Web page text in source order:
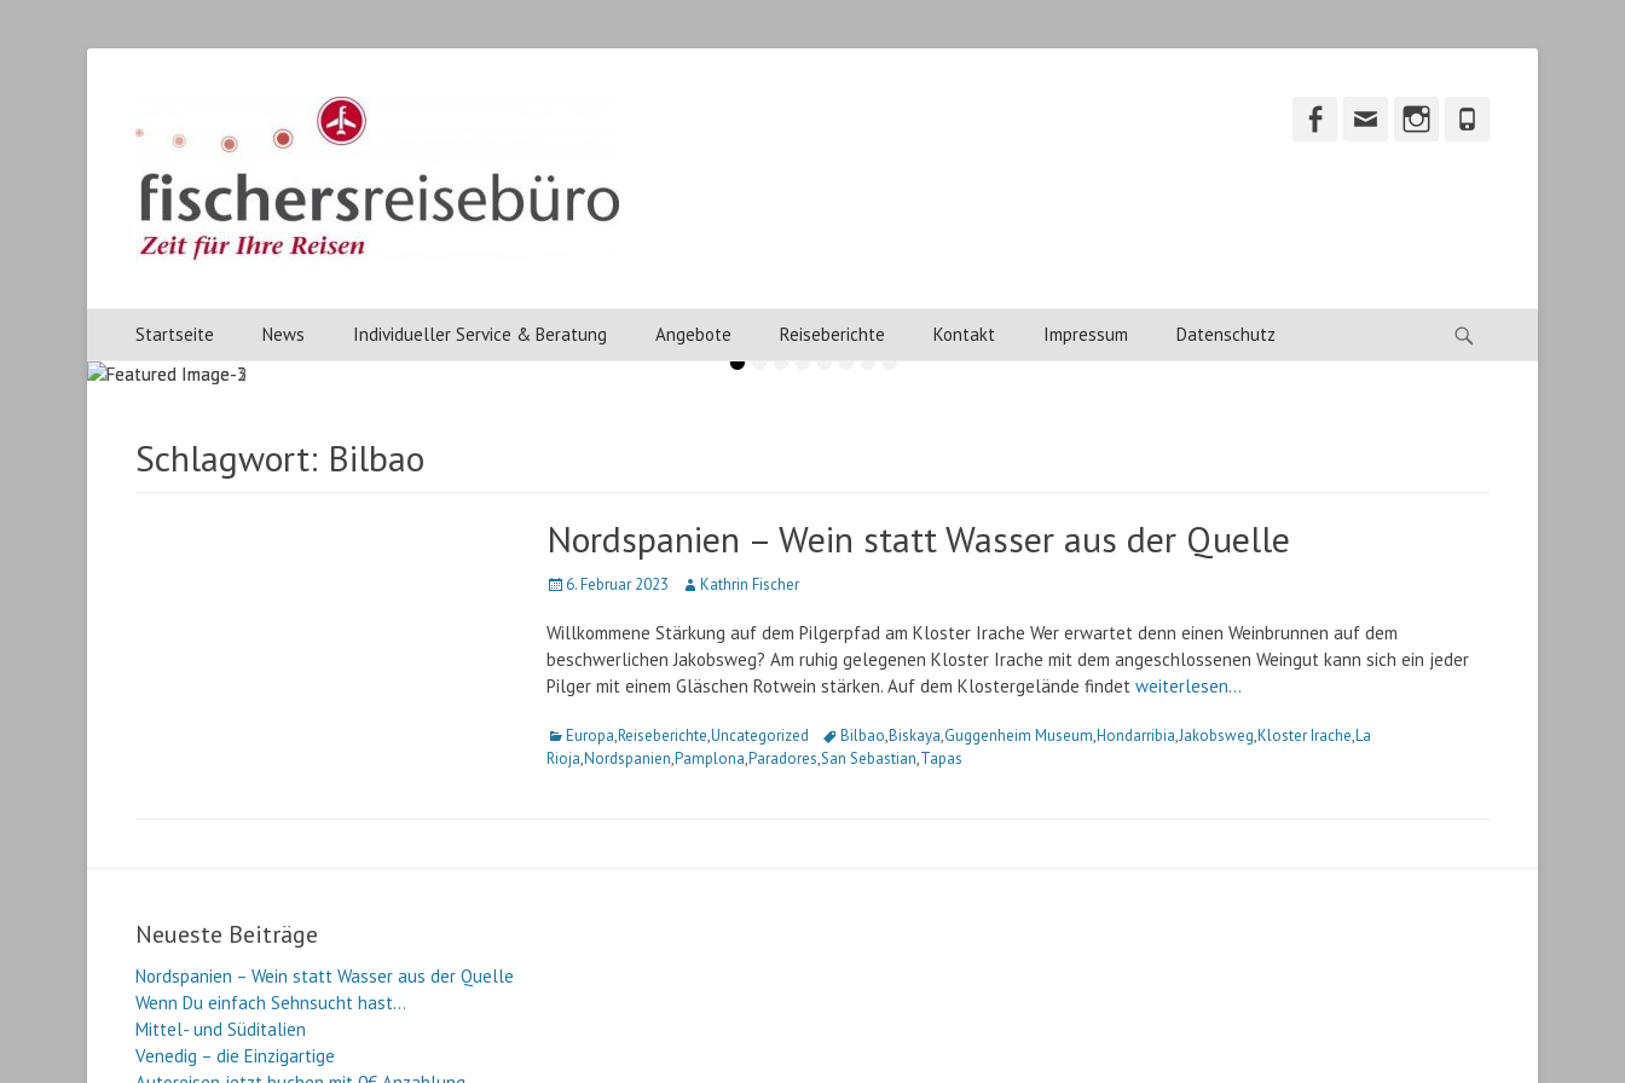
Fischers Reisebuero
Fischers Reisebüro, ihr Reisebüro in Heidenheim. Facebook
Email Instagram
Primärmenu
Weiter
zum
Inhalt
Startseite News Individueller Service & Beratung Angebote Reiseberichte Kontakt Impressum Datenschutz
••••••••
Schlagwort: Bilbao
Nordspanien – Wein statt Wasser aus der Quelle
Veröffentlicht
6. Februar 2023 AutorKathrin Fischer
Willkommene Stärkung auf dem Pilgerpfad am Kloster Irache Wer erwartet denn einen Weinbrunnen auf dem
beschwerlichen Jakobsweg? Am ruhig gelegenen Kloster Irache mit dem angeschlossenen Weingut kann sich ein jeder
Pilger mit einem Gläschen Rotwein stärken. Auf dem Klostergelände findet weiterlesen…
Kategorien
Europa,Reiseberichte,Uncategorized Schlagworte
Bilbao,Biskaya,Guggenheim Museum,Hondarribia,Jakobsweg,Kloster Irache,La
Rioja,Nordspanien,Pamplona,Paradores,San Sebastian,Tapas
Neueste Beiträge
Nordspanien – Wein statt Wasser aus der Quelle
Wenn Du einfach Sehnsucht hast…
Mittel- und Süditalien
Venedig – die Einzigartige